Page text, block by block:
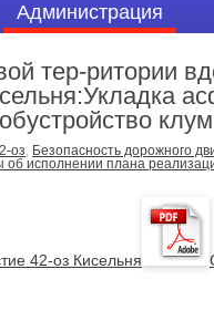
Администрация
тер-ритории
оз, Безопасность дорожного
об исполнении плана
42-оз Кисельня